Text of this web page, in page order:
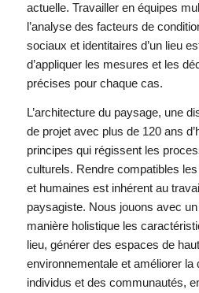
actuelle. Travailler en équipes
l’analyse des facteurs de
sociaux et identitaires d’un lieu
d’appliquer les mesures et les
précises pour chaque cas.
L’architecture du paysage, une
de projet avec plus de 120 ans
principes qui régissent les
culturels. Rendre compatibles
et humaines est inhérent au
paysagiste. Nous jouons avec
manière holistique les
lieu, générer des espaces de
environnementale et améliorer la
individus et des communautés,